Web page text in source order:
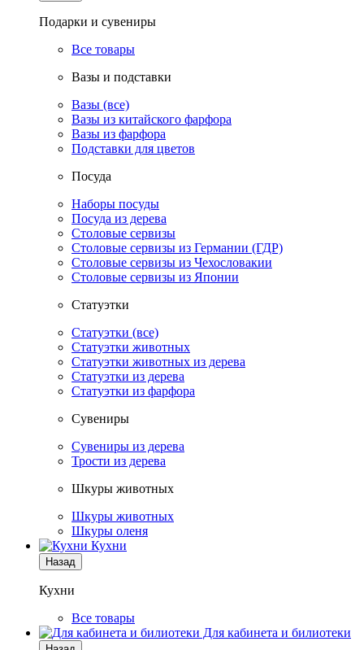
Подарки и сувениры
Все товары
Вазы и подставки
Вазы (все)
Вазы из китайского фарфора
Вазы из фарфора
Подставки для цветов
Посуда
Наборы посуды
Посуда из дерева
Столовые сервизы
Столовые сервизы из Германии (ГДР)
Столовые сервизы из Чехословакии
Столовые сервизы из Японии
Статуэтки
Статуэтки (все)
Статуэтки животных
Статуэтки животных из дерева
Статуэтки из дерева
Статуэтки из фарфора
Сувениры
Сувениры из дерева
Трости из дерева
Шкуры животных
Шкуры животных
Шкуры оленя
Кухни
Назад
Кухни
Все товары
Для кабинета и билиотеки